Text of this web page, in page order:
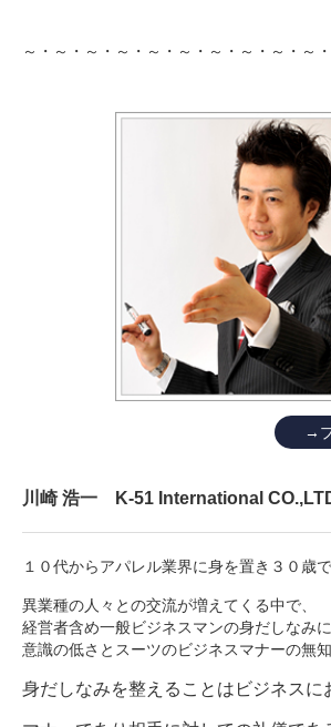
～・～・～・～・～・～・～・～・～・～
川崎 浩一 K-51 International
１０代からアパレル業界に身を置き３０歳で
異業種の人々との交流が増えてくる中で、
経営者含め一般ビジネスマンの身だしなみ
意識の低さとスーツのビジネスマナーの無
身だしなみを整えることはビジネスに
→